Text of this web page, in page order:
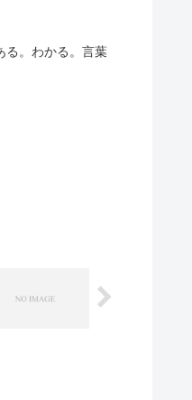
る。わかる。言葉